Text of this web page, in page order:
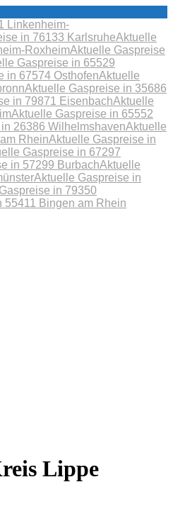
Linkenheim-
in 76133 KarlsruheAktuelle
RoxheimAktuelle Gaspreise
Gaspreise in 65529
in 67574 OsthofenAktuelle
Aktuelle Gaspreise in 35686
in 79871 EisenbachAktuelle
Aktuelle Gaspreise in 65552
26386 WilhelmshavenAktuelle
RheinAktuelle Gaspreise in
Gaspreise in 67297
in 57299 BurbachAktuelle
Aktuelle Gaspreise in
in 79350
55411 Bingen am Rhein
Lippe